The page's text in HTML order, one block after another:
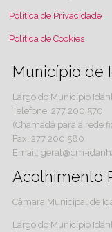
Política de Privacidade
Política de Cookies
Município de
Largo do Município
Telefone: 277 200 570
(Chamada para a rede
Fax: 277 200 580
Email: geral@cm-
Acolhimento
Câmara Municipal de
Largo do Município